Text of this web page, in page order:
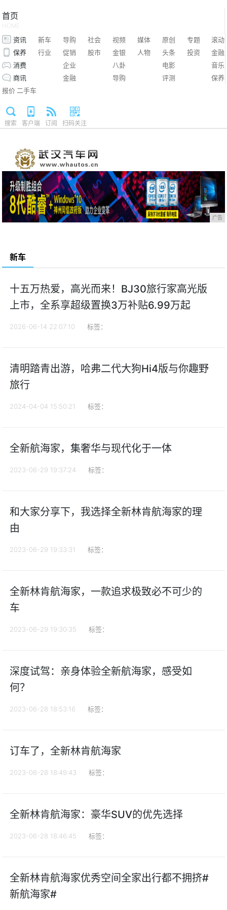
首页
HOME
资讯 新车 导购 社会 视频 媒体 原创 专题
滚动
保养
行业 促销 股市 金银 人物 头条 投资
金融
消费
企业 八卦 电影
音乐
商讯
金融 导购 评测
保养
报价 二手车
搜索 客户端 订阅 扫码关注
广告
新车
十五万热爱，高光而来！BJ30旅行家高光版
上市，全系享超级置换3万补贴6.99万起
2026-06-14 22:07:10 标签：
清明踏青出游，哈弗二代大狗Hi4版与你趣野
旅行
2024-04-04 15:50:21 标签：
全新航海家，集奢华与现代化于一体
2023-06-29 19:37:24 标签：
和大家分享下，我选择全新林肯航海家的理
由
2023-06-29 19:33:31 标签：
全新林肯航海家，一款追求极致必不可少的
车
2023-06-29 19:30:35 标签：
深度试驾：亲身体验全新航海家，感受如
何？
2023-06-28 18:53:16 标签：
订车了，全新林肯航海家
2023-06-28 18:49:43 标签：
全新林肯航海家：豪华SUV的优先选择
2023-06-28 18:46:45 标签：
全新林肯航海家优秀空间全家出行都不拥挤#
新航海家#